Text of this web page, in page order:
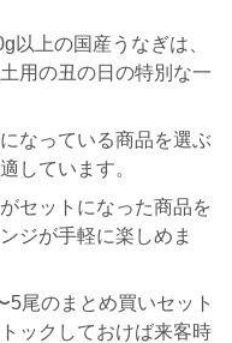
以上の国産うなぎは、
用の丑の日の特別な一
なっている商品を選ぶ
しています。
セットになった商品を
ジが手軽に楽しめま
5尾のまとめ買いセット
ックしておけば来客時